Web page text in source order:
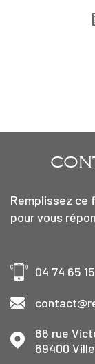
Remplissez ce
pour vous
04 74 65
66 rue
69400